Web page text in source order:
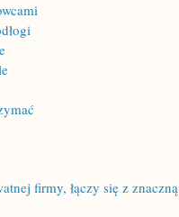
firmy, łączy się z znaczną